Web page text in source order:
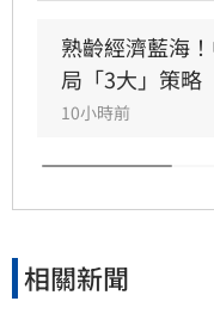
控總經理林維俊
助企業將永續轉
茂、宏碁及金寶
台新新光金控憑
年獲標普全球永
MSCI ESG AAA
邁向永續發展的強
熟齡經濟藍海
局「3大」策略
10小時前
相關新聞